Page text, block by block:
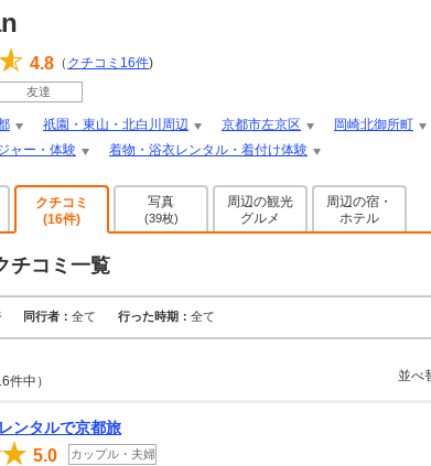
4.8 （ クチコミ 16件)
友達
祇園・東山・北白川周辺 京都市左京区
岡崎北御所町
ャー・体験 着物・浴衣レンタル・着付け体験
クチコミ
(16件)
写真
(39枚)
周辺の観光
グルメ
周辺の宿・
ホテル
チコミ一覧
同行者： 全て 行った時期： 全て
件中） 並べ
ンタルで京都旅
5.0 カップル・夫婦